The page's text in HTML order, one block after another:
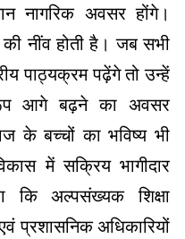
नागरिक अवसर होंगे।
की नींव होती है। जब सभी
पाठ्यक्रम पढ़ेंगे तो उन्हें
आगे बढ़ने का अवसर
के बच्चों का भविष्य भी
में सक्रिय भागीदार
अल्पसंख्यक शिक्षा
एवं प्रशासनिक अधिकारियों